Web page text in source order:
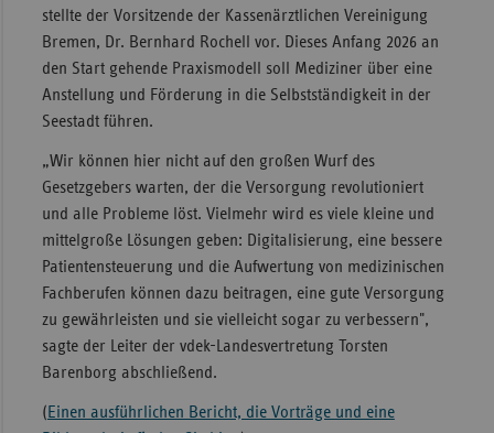
stellte der Vorsitzende der Kassenärztlichen Vereinigung
Bremen, Dr. Bernhard Rochell vor. Dieses Anfang 2026 an
den Start gehende Praxismodell soll Mediziner über eine
Anstellung und Förderung in die Selbstständigkeit in der
Seestadt führen.
„Wir können hier nicht auf den großen Wurf des
Gesetzgebers warten, der die Versorgung revolutioniert
und alle Probleme löst. Vielmehr wird es viele kleine und
mittelgroße Lösungen geben: Digitalisierung, eine bessere
Patientensteuerung und die Aufwertung von medizinischen
Fachberufen können dazu beitragen, eine gute Versorgung
zu gewährleisten und sie vielleicht sogar zu verbessern",
sagte der Leiter der vdek-Landesvertretung Torsten
Barenborg abschließend.
(Einen ausführlichen Bericht, die Vorträge und eine